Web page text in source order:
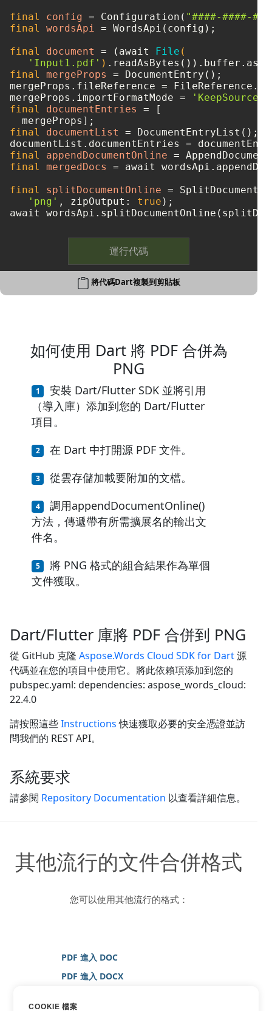
final
config = Configuration( "####-####-
final
wordsApi = WordsApi(config);
final
document = (await File (
'Input1.pdf' )
final
mergeProps = DocumentEntry();
mergeProps.fileReference =
mergeProps.importFormatMode =
final
documentEntries = [
final
documentList = DocumentEntryList();
final
appendDocumentOnline =
final
mergedDocs = await
final
splitDocumentOnline =
'png' , zipOutput: true );
運行代碼
將代碼Dart複製到剪貼板
如何使用 Dart 將 PDF 合併為
PNG
安裝 Dart/Flutter SDK 並將引用
（導入庫）添加到您的 Dart/Flutter
項目。
在 Dart 中打開源 PDF 文件。
從雲存儲加載要附加的文檔。
調用appendDocumentOnline()
方法，傳遞帶有所需擴展名的輸出文
件名。
將 PNG 格式的組合結果作為單個
文件獲取。
Dart/Flutter 庫將 PDF 合併到 PNG
從 GitHub 克隆 Aspose.Words Cloud SDK for Dart源
代碼並在您的項目中使用它。將此依賴項添加到您的
pubspec.yaml: dependencies: aspose_words_cloud:
22.4.0
請按照這些Instructions快速獲取必要的安全憑證並訪
問我們的 REST API。
系統要求
請參閱 Repository Documentation 以查看詳細信息。
其他流行的文件合併格式
您可以使用其他流行的格式：
PDF 進入 DOC
PDF 進入 DOCX
COOKIE 檔案